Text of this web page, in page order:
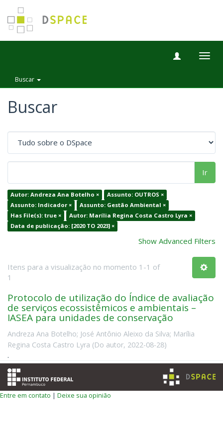
Buscar
Buscar
Ir
Autor: Andreza Ana Botelho ×
Assunto: OUTROS ×
Assunto: Indicador ×
Assunto: Gestão Ambiental ×
Has File(s): true ×
Autor: Marília Regina Costa Castro Lyra ×
Data de publicação: [2020 TO 2023] ×
Show Advanced Filters
Itens para a visualização no momento 1-1 of
1
Protocolo de utilização do Índice de avaliação
de serviços ecossistêmicos e ambientais –
IASEA para unidades de conservação
Andreza Ana Botelho; José Antônio Aleixo da Silva; Marília
Regina Costa Castro Lyra (Do autor, 2022-08-28)
.
Entre em contato | Deixe sua opinião